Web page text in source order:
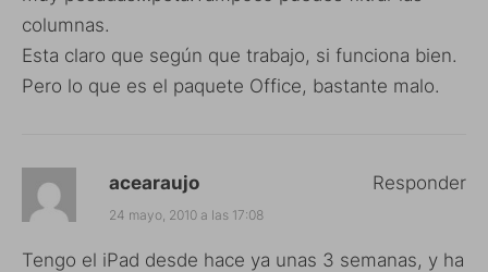
columnas.
Esta claro que según que trabajo, si funciona bien.
Pero lo que es el paquete Office, bastante malo.
acearaujo
24 mayo, 2010 a las 17:08
Tengo el iPad desde hace ya unas 3 semanas, y ha
Responder